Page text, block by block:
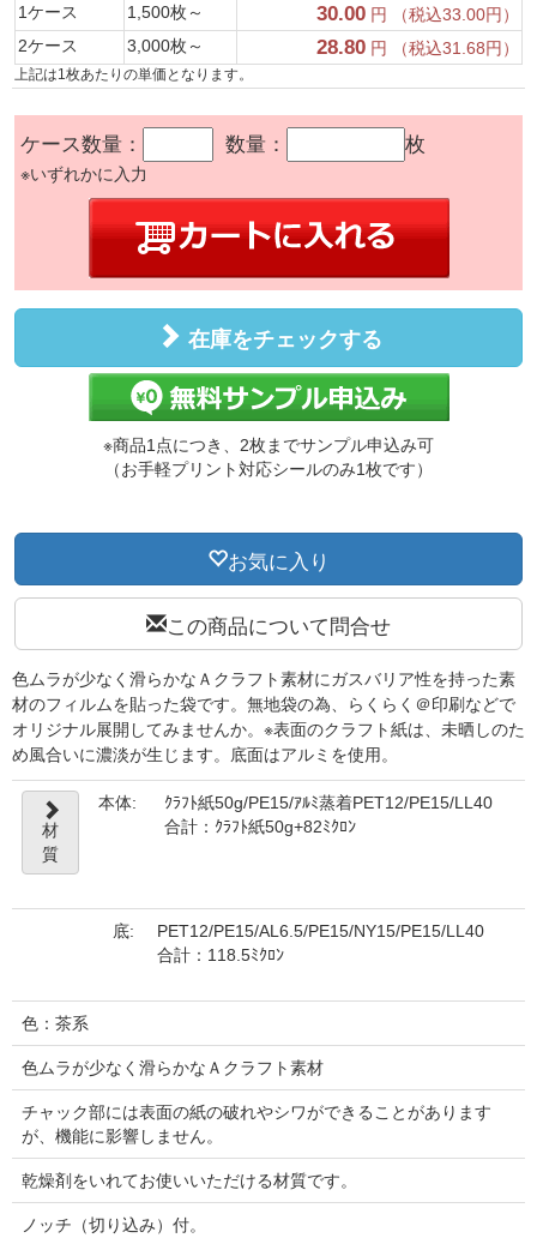
1ケース
1,500枚～ 30.00 円 （税込33.00円）
2ケース
3,000枚～ 28.80 円 （税込31.68円）
上記は1枚あたりの単価となります。
ケース数量： 数量： 枚
※いずれかに入力
在庫をチェックする
※商品1点につき、2枚までサンプル申込み可
（お手軽プリント対応シールのみ1枚です）
お気に入り
この商品について問合せ
色ムラが少なく滑らかなＡクラフト素材にガスバリア性を持った素
材のフィルムを貼った袋です。無地袋の為、らくらく＠印刷などで
オリジナル展開してみませんか。※表面のクラフト紙は、未晒しのた
め風合いに濃淡が生じます。底面はアルミを使用。
材
質
本体:
ｸﾗﾌﾄ紙50g/PE15/ｱﾙﾐ蒸着PET12/PE15/LL40
合計：ｸﾗﾌﾄ紙50g+82ﾐｸﾛﾝ
底:
PET12/PE15/AL6.5/PE15/NY15/PE15/LL40
合計：118.5ﾐｸﾛﾝ
色：茶系
色ムラが少なく滑らかなＡクラフト素材
チャック部には表面の紙の破れやシワができることがあります
が、機能に影響しません。
乾燥剤をいれてお使いいただける材質です。
ノッチ（切り込み）付。